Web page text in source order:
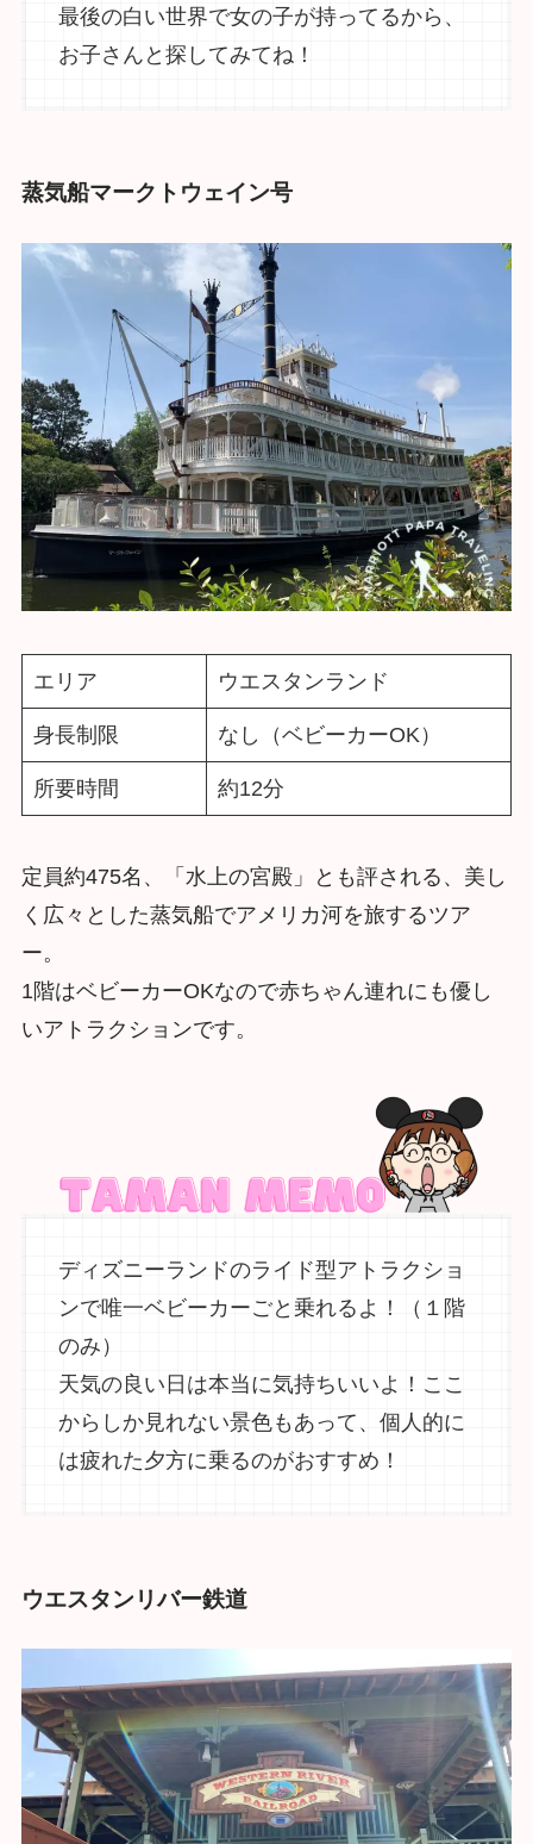
最後の白い世界で女の子が持ってるから、
お子さんと探してみてね！
蒸気船マークトウェイン号
エリア ウエスタンランド
身長制限 なし（ベビーカーOK）
所要時間 約12分
定員約475名、「水上の宮殿」とも評される、美し
く広々とした蒸気船でアメリカ河を旅するツア
ー。
1階はベビーカーOKなので赤ちゃん連れにも優し
いアトラクションです。
ディズニーランドのライド型アトラクショ
ンで唯一ベビーカーごと乗れるよ！（１階
のみ）
天気の良い日は本当に気持ちいいよ！ここ
からしか見れない景色もあって、個人的に
は疲れた夕方に乗るのがおすすめ！
ウエスタンリバー鉄道